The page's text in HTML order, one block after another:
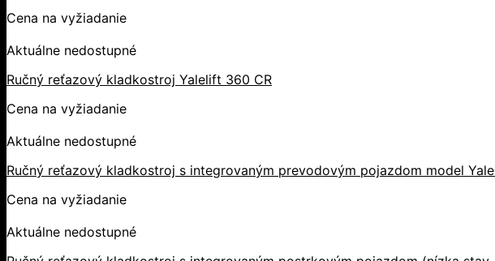
Cena na vyžiadanie
Aktuálne nedostupné
Ručný reťazový kladkostroj Yalelift 360 CR
Cena na vyžiadanie
Aktuálne nedostupné
Ručný reťazový kladkostroj s integrovaným prevodovým pojazdom model
Cena na vyžiadanie
Aktuálne nedostupné